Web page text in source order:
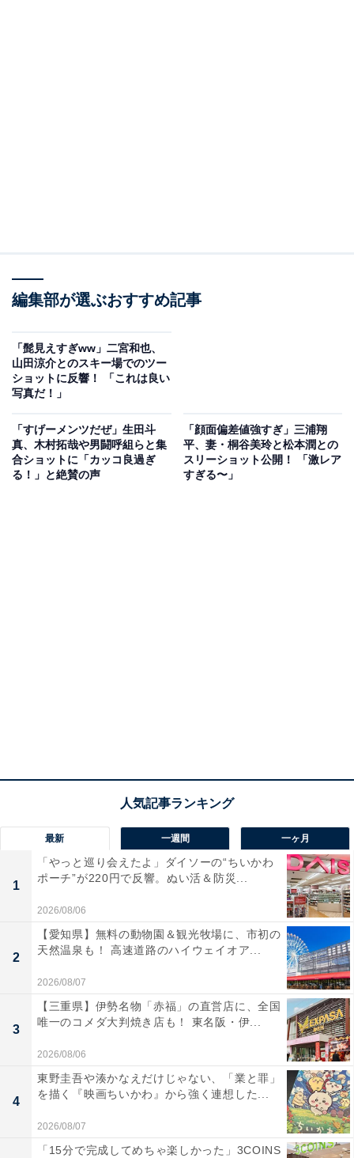
編集部が選ぶおすすめ記事
「髭見えすぎww」二宮和也、
山田涼介とのスキー場でのツー
ショットに反響！ 「これは良い
写真だ！」
「すげーメンツだぜ」生田斗
真、木村拓哉や男闘呼組らと集
合ショットに「カッコ良過ぎ
る！」と絶賛の声
「顔面偏差値強すぎ」三浦翔
平、妻・桐谷美玲と松本潤との
スリーショット公開！ 「激レア
すぎる〜」
最新 一週間 一ヶ月
1
「やっと巡り会えたよ」ダイソーの“ちいかわ
ポーチ”が220円で反響。ぬい活＆防災...
2026/08/06
2
【愛知県】無料の動物園＆観光牧場に、市初の
天然温泉も！ 高速道路のハイウェイオア...
2026/08/07
3
【三重県】伊勢名物「赤福」の直営店に、全国
唯一のコメダ大判焼き店も！ 東名阪・伊...
2026/08/06
4
東野圭吾や湊かなえだけじゃない、「業と罪」
を描く『映画ちいかわ』から強く連想した...
2026/08/07
「15分で完成してめちゃ楽しかった」3COINS